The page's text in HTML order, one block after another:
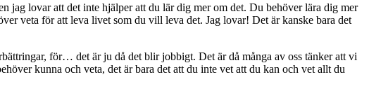
jag lovar att det inte hjälper att du lär dig mer om det. Du behöver lära dig mer
veta för att leva livet som du vill leva det. Jag lovar! Det är kanske bara det
för… det är ju då det blir jobbigt. Det är då många av oss tänker att vi
kunna och veta, det är bara det att du inte vet att du kan och vet allt du